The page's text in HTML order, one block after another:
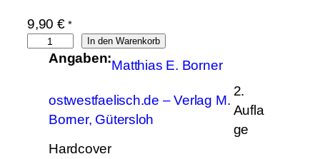
9,90 € *
In den Warenkorb
Angaben:Matthias E. Borner
ostwestfaelisch.de – Verlag M.
Borner, Gütersloh
2.
Aufla
ge
Hardcover